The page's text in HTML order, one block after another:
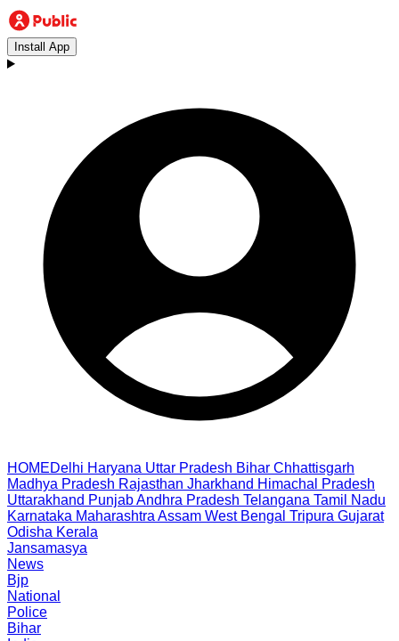
Install App
HOMEDelhi Haryana Uttar Pradesh Bihar Chhattisgarh
Madhya Pradesh Rajasthan Jharkhand Himachal Pradesh
Uttarakhand PunjabAndhra Pradesh Telangana Tamil Nadu
Karnataka Maharashtra Assam West Bengal Tripura Gujarat
Odisha Kerala
Jansamasya
News
Bjp
National
Police
Bihar